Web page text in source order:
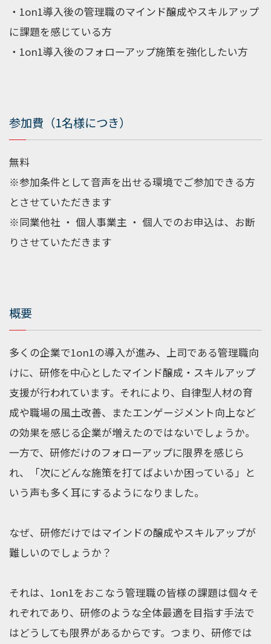
・ 1on1導入後の管理職のマインド醸成やスキルアップ
に課題を感じている方
・ 1on1導入後のフォローアップ施策を強化したい方
参加費（1名様につき）
無料
※参加条件として音声を出せる環境でご参加できる方
とさせていただきます
※同業他社 ・ 個人事業主 ・ 個人でのお申込は、お断
りさせていただきます
概要
多くの企業で1on1の導入が進み、上司である管理職向
けに、研修を中心としたマインド醸成・スキルアップ
支援が行われています。それにより、自律型人材の育
成や職場の風土改善、またエンゲージメント向上など
の効果を感じる企業が増えたのではないでしょうか。
一方で、研修だけのフォローアップに限界を感じら
れ、「次にどんな施策を打てばよいか困っている」と
いう声も多く耳にするようになりました。
なぜ、研修だけではマインドの醸成やスキルアップが
難しいのでしょうか？
それは、 1on1をおこなう管理職の皆様の課題は個々そ
れぞれであり、研修のような全体最適を目指す手法で
はどうしても限界があるからです。つまり、研修では